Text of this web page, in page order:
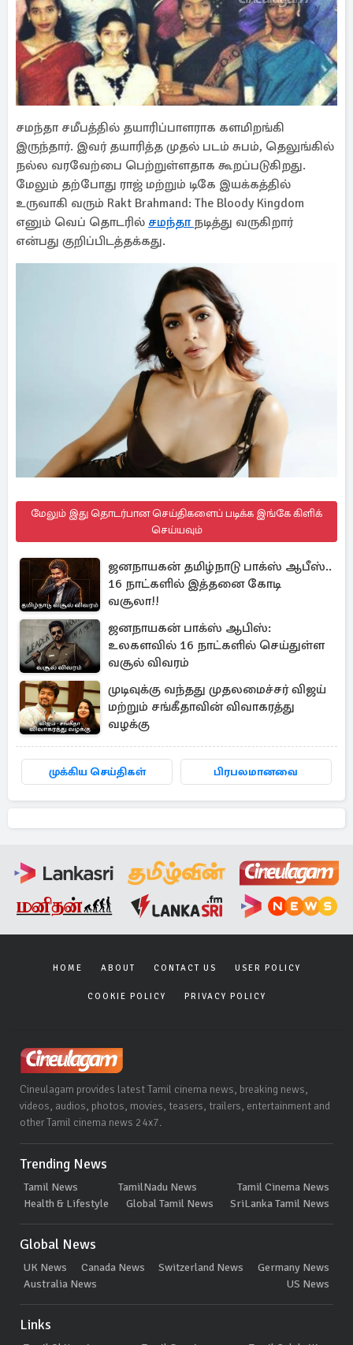
சமந்தா சமீபத்தில் தயாரிப்பாளராக களமிறங்கி
இருந்தார். இவர் தயாரித்த முதல் படம் சுபம், தெலுங்கில்
நல்ல வரவேற்பை பெற்றுள்ளதாக கூறப்படுகிறது.
மேலும் தற்போது ராஜ் மற்றும் டிகே இயக்கத்தில்
உருவாகி வரும் Rakt Brahmand: The Bloody Kingdom
எனும் வெப் தொடரில் சமந்தா நடித்து வருகிறார்
என்பது குறிப்பிடத்தக்கது.
மேலும் இது தொடர்பான செய்திகளைப் படிக்க இங்கே கிளிக்
செய்யவும்
ஜனநாயகன் தமிழ்நாடு பாக்ஸ் ஆபீஸ்..
16 நாட்களில் இத்தனை கோடி
வசூலா!!
ஜனநாயகன் பாக்ஸ் ஆபிஸ்:
உலகளவில் 16 நாட்களில் செய்துள்ள
வசூல் விவரம்
முடிவுக்கு வந்தது முதலமைச்சர் விஜய்
மற்றும் சங்கீதாவின் விவாகரத்து
வழக்கு
முக்கிய செய்திகள் பிரபலமானவை
HOME ABOUT CONTACT US USER POLICY
COOKIE POLICY PRIVACY POLICY
Cineulagam provides latest Tamil cinema news, breaking news,
videos, audios, photos, movies, teasers, trailers, entertainment and
other Tamil cinema news 24x7.
Trending News
Tamil News TamilNadu News
Tamil Cinema News
Health & Lifestyle
Global Tamil News SriLanka Tamil News
Global News
UK News Canada News Switzerland News
Germany News
Australia News
US News
Links